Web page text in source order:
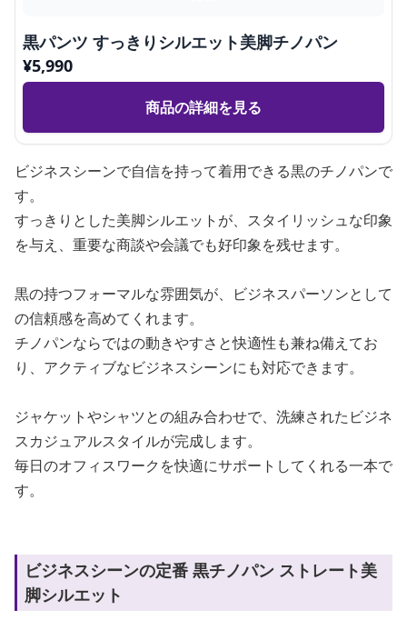
黒パンツ すっきりシルエット美脚チノパン
¥5,990
商品の詳細を見る
ビジネスシーンで自信を持って着用できる黒のチノパンで
す。
すっきりとした美脚シルエットが、スタイリッシュな印象
を与え、重要な商談や会議でも好印象を残せます。
黒の持つフォーマルな雰囲気が、ビジネスパーソンとして
の信頼感を高めてくれます。
チノパンならではの動きやすさと快適性も兼ね備えてお
り、アクティブなビジネスシーンにも対応できます。
ジャケットやシャツとの組み合わせで、洗練されたビジネ
スカジュアルスタイルが完成します。
毎日のオフィスワークを快適にサポートしてくれる一本で
す。
ビジネスシーンの定番 黒チノパン ストレート美
脚シルエット